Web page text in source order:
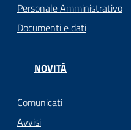
Personale Amministrativo
Documenti e dati
NOVITÀ
Comunicati
Avvisi